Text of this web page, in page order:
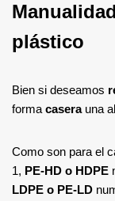
plástico
Bien si deseamos
forma casera una
Como son para el
1, PE-HD o HDPE
LDPE o PE-LD